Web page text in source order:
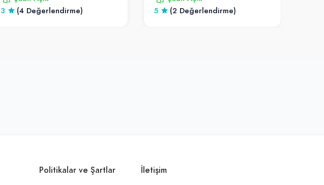
3
(4 Değerlendirme)
5
(2 Değerlendirme)
Politikalar ve Şartlar
İletişim